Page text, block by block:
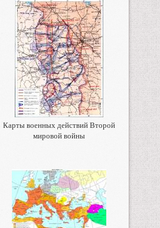
Карты военных действий Второй
мировой войны